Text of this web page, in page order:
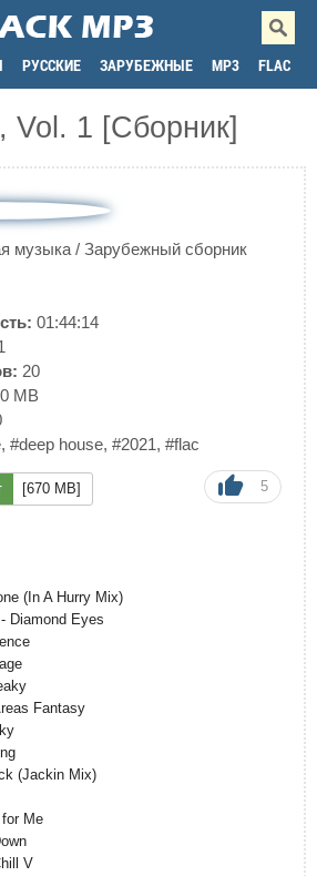
РУССКИЕ ЗАРУБЕЖНЫЕ MP3 FLAC
Vol. 1 [Сборник]
музыка / Зарубежный сборник
01:44:14
20
MB
, #deep house, #2021, #flac
[670 MB] 5
(In A Hurry Mix)
Diamond Eyes
Fantasy
(Jackin Mix)
Me
V